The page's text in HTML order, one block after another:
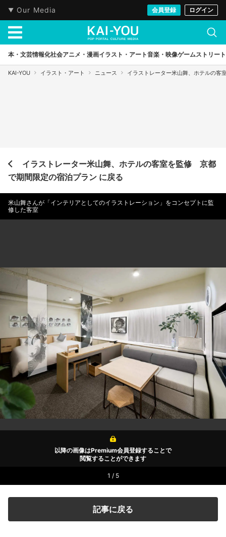
Our Media 会員登録 ログイン
本・文芸情報化社会アニメ・漫画イラスト・アート音楽・映像ゲームストリート
KAI-YOU イラスト・アート ニュース イラストレーター米山舞、ホテルの
イラストレーター米山舞、ホテルの客室を監修 京都
で期間限定の宿泊プラン に戻る
米山舞さんが「インテリアとしてのイラストレーション」をコンセプトに監
修した客室
以降の画像はPremium会員登録することで
閲覧することができます
1 / 5
記事に戻る